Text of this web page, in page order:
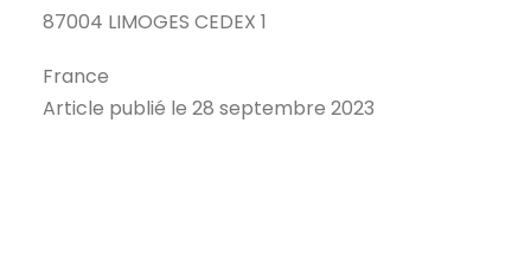
87004 LIMOGES CEDEX 1
France
Article publié le 28 septembre 2023